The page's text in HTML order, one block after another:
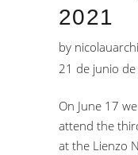
2021
by
21 de junio de
On June 17
attend the
at the Lienzo